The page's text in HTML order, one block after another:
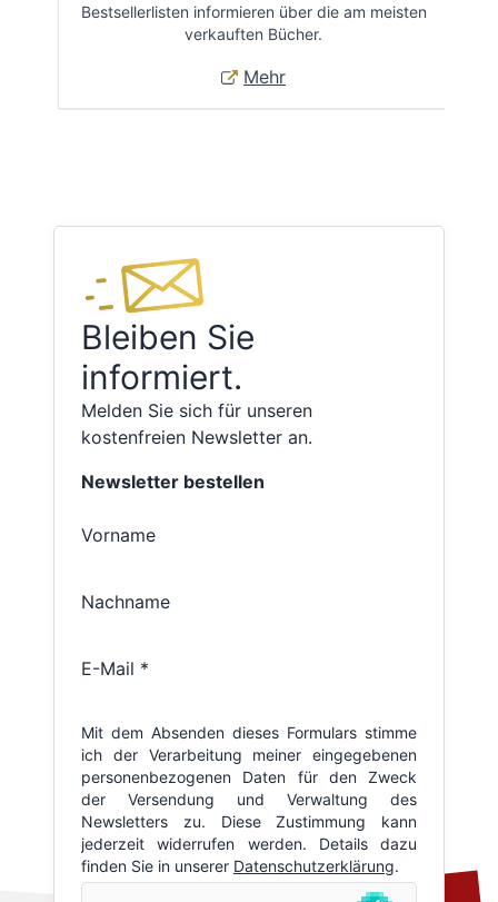
Bestsellerlisten informieren über die am meisten
verkauften Bücher.
Mehr
Bleiben Sie
informiert.
Melden Sie sich für unseren
kostenfreien Newsletter an.